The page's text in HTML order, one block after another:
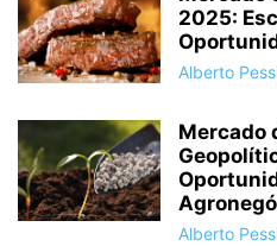
2025:
Alberto
Mercado
Alberto